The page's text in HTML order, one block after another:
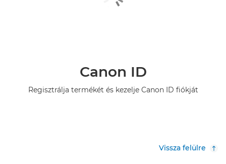
Canon ID
Regisztrálja termékét és kezelje Canon ID fiókját
Vissza felülre